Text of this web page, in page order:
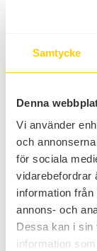
Samtycke
Denna
Vi använder
och
för sociala
vidarebefordrar
information
annons- och
Dessa kan i sin
information
Trygg
Flexibel av-